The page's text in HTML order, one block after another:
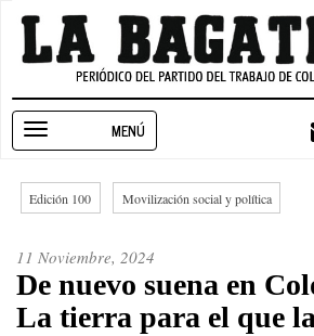
Pasar
contenido
navigation
Edición 100 Movilización social y política
11 Noviembre, 2024
De nuevo suena en
La tierra para el que